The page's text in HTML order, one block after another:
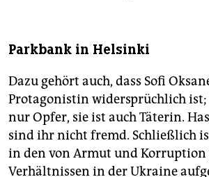
Parkbank in Helsinki
Dazu gehört auch, dass Sofi
Protagonistin widersprüchlich
nur Opfer, sie ist auch Täterin.
sind ihr nicht fremd. Schließlich
in den von Armut und Korruption
Verhältnissen in der Ukraine